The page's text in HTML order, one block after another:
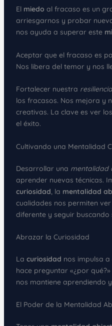
El miedo al fracaso es un
arriesgarnos y probar
nos ayuda a superar este
Aceptar que el fracaso es
Nos libera del temor y nos
Fortalecer nuestra resiliencia
los fracasos. Nos mejora y
creativas. La clave es ver
el éxito.
Cultivando una Mentalidad
Desarrollar una mentalidad
aprender nuevas técnicas.
curiosidad, la mentalidad
cualidades nos permiten
diferente y seguir buscando
Abrazar la Curiosidad
La curiosidad nos impulsa
hace preguntar «¿por
nos mantiene aprendiendo
El Poder de la Mentalidad